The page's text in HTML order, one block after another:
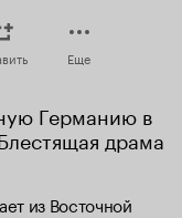
Еще
Германию в
драма
из Восточной